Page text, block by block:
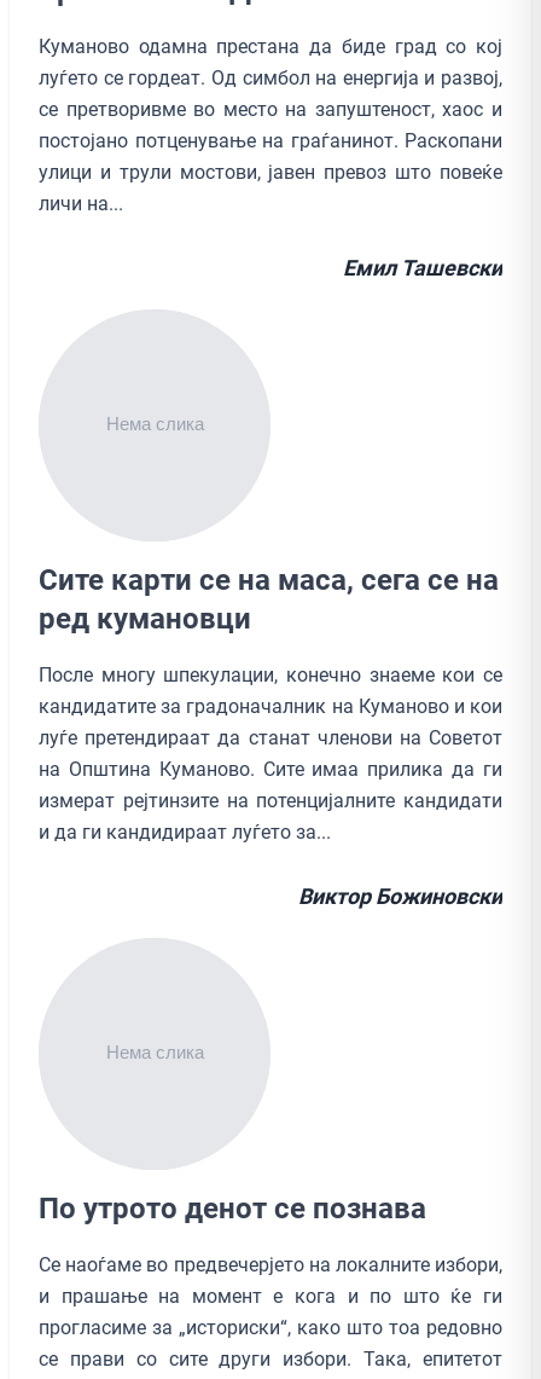
Куманово одамна престана да биде град со кој
луѓето се гордеат. Од симбол на енергија и развој,
се претворивме во место на запуштеност, хаос и
постојано потценување на граѓанинот. Раскопани
улици и трули мостови, јавен превоз што повеќе
личи на...
Емил Ташевски
Сите карти се на маса, сега се на
ред кумановци
После многу шпекулации, конечно знаеме кои се
кандидатите за градоначалник на Куманово и кои
луѓе претендираат да станат членови на Советот
на Општина Куманово. Сите имаа прилика да ги
измерат рејтинзите на потенцијалните кандидати
и да ги кандидираат луѓето за...
Виктор Божиновски
По утрото денот се познава
Се наоѓаме во предвечерјето на локалните избори,
и прашање на момент е кога и по што ќе ги
прогласиме за „историски“, како што тоа редовно
се прави со сите други избори. Така, епитетот